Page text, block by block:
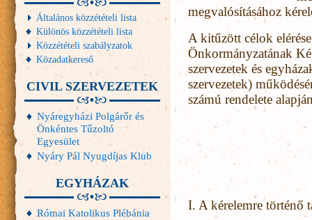
megvalósításához
A kitűzött célok
Önkormányzatának
szervezetek és
szervezetek)
számú rendelete
I. A kérelemre történő
Általános közzétételi lista
Különös közzétételi lista
Közzétételi szabályzatok
Közadatkereső
CIVIL SZERVEZETEK
Nyáregyházi Polgárőr és
Önkéntes Tűzoltó
Egyesület
Nyáry Pál Nyugdíjas Klub
EGYHÁZAK
Római Katolikus Plébánia